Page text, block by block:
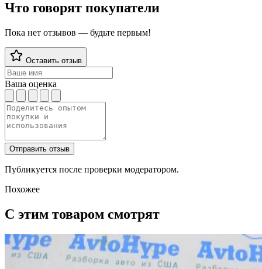
Что говорят покупатели
Пока нет отзывов — будьте первым!
Оставить отзыв
Ваша оценка
Отправить отзыв
Публикуется после проверки модератором.
Похожее
С этим товаром смотрят